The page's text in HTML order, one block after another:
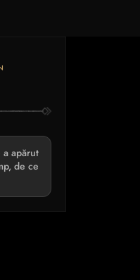
a apărut
de ce